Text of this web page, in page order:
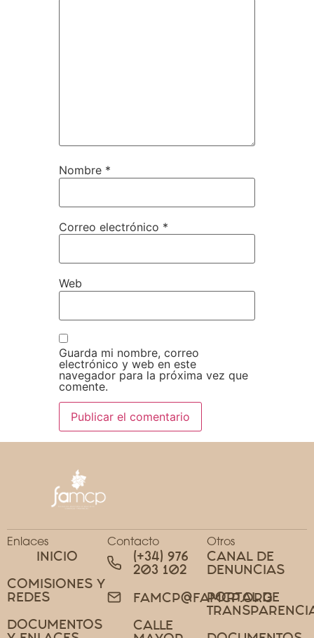
Nombre *
Correo electrónico *
Web
Guarda mi nombre, correo
electrónico y web en este
navegador para la próxima vez que
comente.
Enlaces
INICIO
COMISIONES Y
REDES
DOCUMENTOS
Contacto
(+34) 976
203 102
FAMCP@FAMCP.ORG
CALLE
Otros
CANAL DE
DENUNCIAS
PORTAL DE